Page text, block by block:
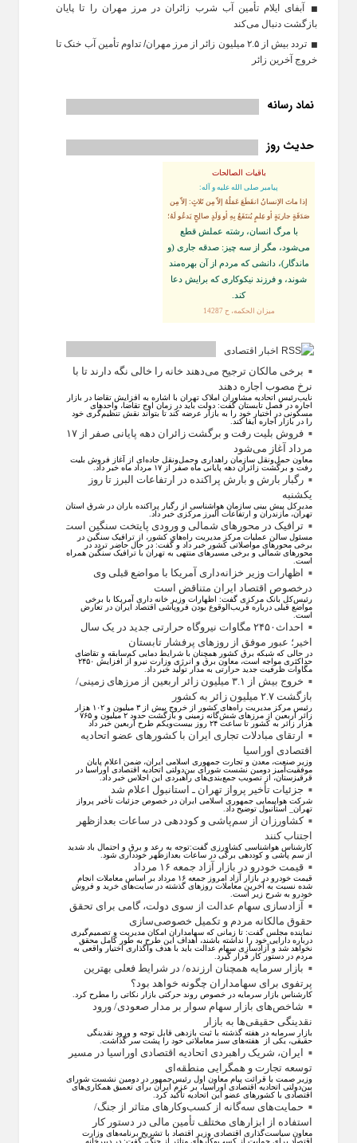
آبفای ایلام تأمین آب شرب زائران در مرز مهران را تا پایان
بازگشت دنبال می‌کند
تردد بیش از ۲.۵ میلیون زائر از مرز مهران/ تداوم تأمین آب خنک تا
خروج آخرین زائر
نماد رسانه
حدیث روز
باقیات الصالحات
پيامبر صلى‏ الله‏ عليه ‏و‏ آله:
إذا ماتَ الإنسانُ انقَطَعَ عَمَلُهُ إلاّ مِن ثَلاثٍ: إلاّ مِن
صَدَقَةٍ جاريَةٍ أو عِلمٍ يُنتَفَعُ بِهِ أو وَلَدٍ صالِحٍ يَدعُو لَهُ؛
با مرگ انسان، رشته عملش قطع
مى‌شود، مگر از سه چيز: صدقه جارى (و
ماندگار)، دانشى كه مردم از آن بهره‏‌مند
شوند، و فرزند نيكوكارى كه برايش دعا
كند.
ميزان الحكمه، ح 14287
اخبار اقتصادی
برخی مالکان ترجیح می‌دهند خانه را خالی نگه دارند تا با
نرخ مصوب اجاره دهند
نایب‌رئیس اتحادیه مشاوران املاک تهران با اشاره به افزایش تقاضا در بازار
اجاره در فصل تابستان گفت: دولت باید در زمان اوج تقاضا، واحد‌های
مسکونی در اختیار خود را به بازار عرضه کند تا بتواند نقش تنظیم‌گری خود
را در بازار اجاره ایفا کند.
فروش بلیت رفت و برگشت زائران دهه پایانی صفر از ۱۷
مرداد آغاز می‌شود
معاون حمل‌ونقل سازمان راهداری وحمل‌و‌نقل جاده‌ای از آغاز فروش بلیت
رفت و برگشت زائران دهه پایانی ماه صفر از ۱۷ مرداد ماه خبر داد.
رگبار بارش و بارش پراکنده در ارتفاعات البرز تا روز
یکشنبه
مدیرکل پیش بینی سازمان هواشناسی از رگبار پراکنده باران در شرق استان
تهران، مازندران و ارتفاعات البرز مرکزی خبر داد.
ترافیک در محورهای شمالی و ورودی پایتخت سنگین است
مسئول سالن عملیات مرکز مدیریت راه‌های کشور، از ترافیک سنگین در
برخی محورهای مواصلاتی کشور خبر داد و گفت: در حال حاضر تردد در
محورهای شمالی و برخی مسیرهای منتهی به تهران با ترافیک سنگین همراه
است.
اظهارات وزیر خزانه‌داری آمریکا با مواضع قبلی وی
درخصوص اقتصاد ایران متناقض است
رئیس‌کل بانک مرکزی گفت: اظهارات وزیر خانه داری آمریکا با برخی
مواضع قبلی درباره قریب‌الوقوع بودن فروپاشی اقتصاد ایران در تعارض
است.
احداث۲۴۵۰ مگاوات نیروگاه حرارتی جدید در یک سال
اخیر؛ عبور موفق از روز‌های پرفشار تابستان
در حالی که شبکه برق کشور همچنان با شرایط دمایی کم‌سابقه و تقاضای
حداکثری مواجه است، معاون برق و انرژی وزارت نیرو از افزایش ۲۴۵۰
مگاوات ظرفیت جدید حرارتی به مدار تولید خبر داد.
خروج بیش از ۳.۱ میلیون زائر اربعین از مرزهای زمینی/
بازگشت ۲.۷ میلیون زائر به کشور
رئیس مرکز مدیریت راه‌های کشور از خروج بیش از ۳ میلیون و ۱۰۲ هزار
زائر اربعین از مرزهای شش‌گانه زمینی و بازگشت حدود ۲ میلیون و ۷۶۵
هزار زائر به کشور تا ساعت ۲۴ روز بیست‌ویکم طرح اربعین خبر داد
ارتقای مبادلات تجاری ایران با کشور‌های عضو اتحادیه
اقتصادی اوراسیا
وزیر صنعت، معدن و تجارت جمهوری اسلامی ایران، ضمن اعلام پایان
موفقیت‌آمیز دومین نشست شورای بین‌دولتی اتحادیه اقتصادی اوراسیا در
قرقیزستان، از تصویب جمع‌بندی‌های راهبردی این اجلاس خبر داد.
جزئیات تأخیر پرواز تهران ـ استانبول اعلام شد
شرکت هواپیمایی جمهوری اسلامی ایران در خصوص جزئیات تأخیر پرواز
تهران_ استانبول توضیح داد.
کشاورزان از سم‌پاشی و کوددهی در ساعات بعدازظهر
اجتناب کنند
کارشناس هواشناسی کشاورزی گفت:توجه به رعد و برق و احتمال باد شدید
از سم پاشی و کوددهی برگی در ساعات بعدازظهر خودداری شود.
قیمت خودرو در بازار آزاد جمعه ۱۶ مرداد
قیمت خودرو در بازار آزاد امروز جمعه ۱۶ مرداد بر اساس معاملات انجام
شده نسبت به آخرین معاملات روز‌های گذشته در سایت‌های خرید و فروش
خودرو به شرح زیر است.
آزادسازی سهام عدالت از سوی دولت، گامی برای تحقق
حقوق مالکانه مردم و تکمیل خصوصی‌سازی
نماینده مجلس گفت: تا زمانی که سهامداران امکان مدیریت و تصمیم‌گیری
درباره دارایی خود را نداشته باشند، اهداف این طرح به طور کامل محقق
نخواهد شد و آزادسازی سهام عدالت باید با هدف واگذاری اختیار واقعی به
مردم در دستور کار قرار گیرد.
بازار سرمایه همچنان ارزنده/ در شرایط فعلی بهترین
پرتفوی برای سهامداران چگونه خواهد بود؟
کارشناس بازار سرمایه در خصوص روند حرکتی بازار نکاتی را مطرح کرد.
شاخص‌های بازار سهام سوار بر مدار صعودی/ ورود
نقدینگی حقیقی‌ها به بازار
بازار سرمایه در هفته گذشته با ثبت بازدهی قابل توجه و ورود نقدینگی
حقیقی، یکی از هفته‌های سبز معاملاتی خود را پشت سر گذاشت.
ایران، شریک راهبردی اتحادیه اقتصادی اوراسیا در مسیر
توسعه تجارت و همگرایی منطقه‌ای
وزیر صمت با قرائت پیام معاون اول رئیس‌جمهور در دومین نشست شورای
بین‌دولتی اتحادیه اقتصادی اوراسیا، بر عزم ایران برای تعمیق همکاری‌های
اقتصادی با کشورهای عضو این اتحادیه تأکید کرد.
حمایت‌های سه‌گانه از کسب‌وکارهای متاثر از جنگ/
استفاده از ابزارهای مختلف تأمین مالی در دستور کار
معاون سیاست‌گذاری اقتصادی وزیر اقتصاد با تشریح برنامه‌های وزارت
اقتصاد برای حمایت از کسب‌وکار‌های متاثر از جنگ، گفت: در دبیرخانه